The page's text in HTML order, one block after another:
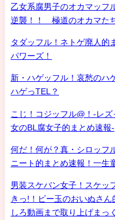
乙女系腐男子のオカマッ
逆襲！！ 極道のオカマた
タダッフル！ネトゲ廃人的
パワーズ！
新・ハゲッフル！哀愁のハ
ハゲっTEL？
こじ！コジッフル@！-レ
女のBL腐女子的まとめ速報-
何だ！何が？真・シロッ
ニート的まとめ速報！一生
男装スケバン女子！スケッ
きっ!！ビー玉のおいぬさ
しろ動画まで取り上げまっ